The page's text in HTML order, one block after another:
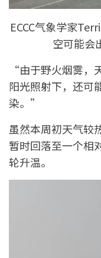
ECCC气象学家
空可能会
“由于野火烟雾，
阳光照射下，还可
染。”
虽然本周初天气较
暂时回落至一个相
轮升温。